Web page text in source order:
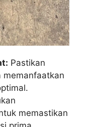
Pastikan
memanfaatkan
memastikan